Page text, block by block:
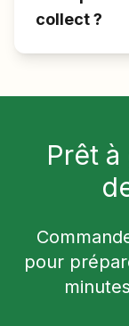
collect ?
Prêt
pour